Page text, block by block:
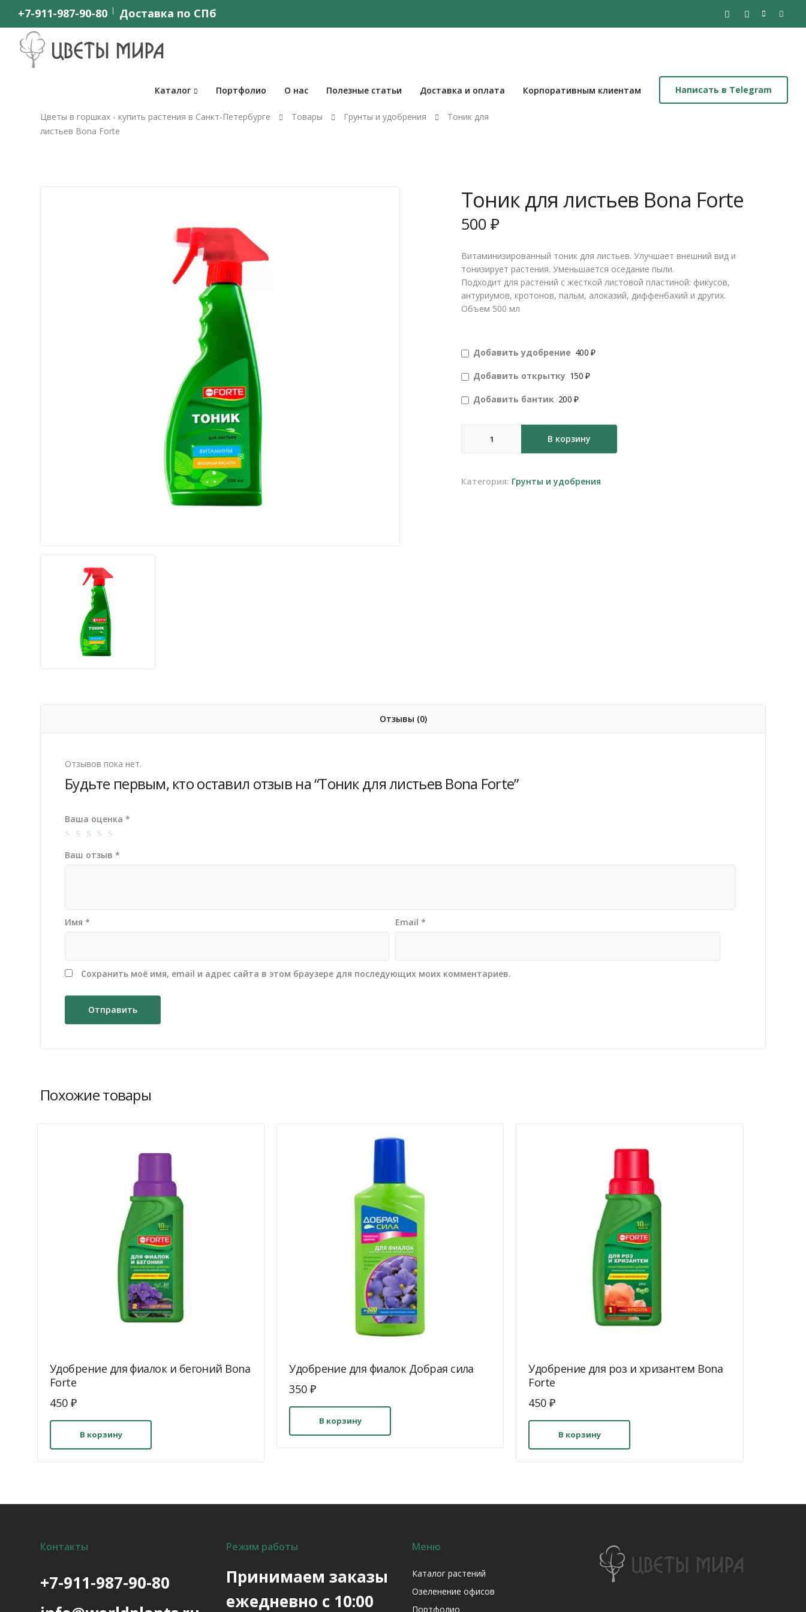
+7-911-987-90-80 Доставка по СПб
Каталог Портфолио О нас Полезные статьи Доставка и оплата Корпоративным клиентам Написать в Telegram
Цветы в горшках - купить растения в Санкт-Петербурге Товары Грунты и удобрения
Тоник для
листьев Bona Forte
Тоник для листьев Bona Forte
500₽
Витаминизированный тоник для листьев. Улучшает внешний вид и
тонизирует растения. Уменьшается оседание пыли.
Подходит для растений с жесткой листовой пластиной: фикусов,
антуриумов, кротонов, пальм, алоказий, диффенбахий и других.
Объем 500 мл
Добавить удобрение 400 ₽
Добавить открытку 150 ₽
Добавить бантик 200 ₽
товара
листьев
В корзину
Категория: Грунты и удобрения
Отзывы (0)
Отзывов пока нет.
Будьте первым, кто оставил отзыв на “Тоник для листьев Bona Forte”
Ваша оценка *
Ваш отзыв *
Имя * Email*
Сохранить моё имя, email и адрес сайта в этом браузере для последующих моих комментариев.
Похожие товары
Удобрение для фиалок и бегоний Bona
Forte
450 ₽
В корзину
Удобрение для фиалок Добрая сила
350₽
В корзину
Удобрение для роз и хризантем Bona
Forte
450₽
В корзину
Контакты
+7-911-987-90-80
Режим работы
Принимаем заказы
ежедневно с 10:00
Меню
Каталог растений
Озеленение офисов
Портфолио